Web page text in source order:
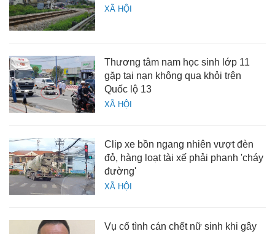
XÃ HỘI
XÃ HỘI
Thương tâm nam học sinh lớp 11
gặp tai nạn không qua khỏi trên
Quốc lộ 13
XÃ HỘI
Clip xe bồn ngang nhiên vượt đèn
đỏ, hàng loạt tài xế phải phanh 'cháy
đường'
Vụ cố tình cán chết nữ sinh khi gây